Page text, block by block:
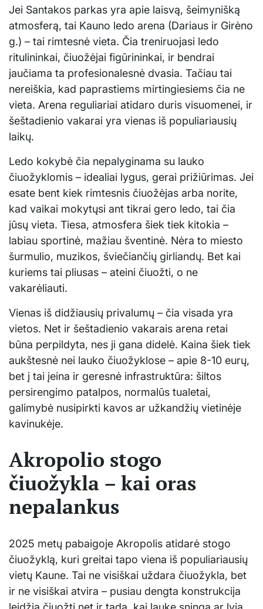
Jei Santakos parkas yra apie laisvą, šeimynišką
atmosferą, tai Kauno ledo arena (Dariaus ir Girėno
g.) – tai rimtesnė vieta. Čia treniruojasi ledo
ritulininkai, čiuožėjai figūrininkai, ir bendrai
jaučiama ta profesionalesnė dvasia. Tačiau tai
nereiškia, kad paprastiems mirtingiesiems čia ne
vieta. Arena reguliariai atidaro duris visuomenei, ir
šeštadienio vakarai yra vienas iš populiariausių
laikų.
Ledo kokybė čia nepalyginama su lauko
čiuožyklomis – idealiai lygus, gerai prižiūrimas. Jei
esate bent kiek rimtesnis čiuožėjas arba norite,
kad vaikai mokytųsi ant tikrai gero ledo, tai čia
jūsų vieta. Tiesa, atmosfera šiek tiek kitokia –
labiau sportinė, mažiau šventinė. Nėra to miesto
šurmulio, muzikos, šviečiančių girliandų. Bet kai
kuriems tai pliusas – ateini čiuožti, o ne
vakarėliauti.
Vienas iš didžiausių privalumų – čia visada yra
vietos. Net ir šeštadienio vakarais arena retai
būna perpildyta, nes ji gana didelė. Kaina šiek tiek
aukštesnė nei lauko čiuožyklose – apie 8-10 eurų,
bet į tai įeina ir geresnė infrastruktūra: šiltos
persirengimo patalpos, normalūs tualetai,
galimybė nusipirkti kavos ar užkandžių vietinėje
kavinukėje.
Akropolio stogo
čiuožykla – kai oras
nepalankus
2025 metų pabaigoje Akropolis atidarė stogo
čiuožyklą, kuri greitai tapo viena iš populiariausių
vietų Kaune. Tai ne visiškai uždara čiuožykla, bet
ir ne visiškai atvira – pusiau dengta konstrukcija